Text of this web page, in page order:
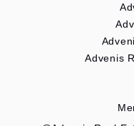
Advenis